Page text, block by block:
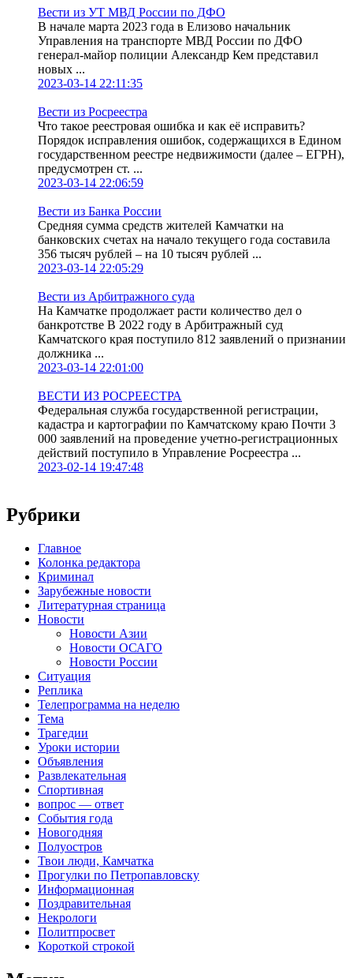
Вести из УТ МВД России по ДФО
В начале марта 2023 года в Елизово начальник
Управления на транспорте МВД России по ДФО
генерал-майор полиции Александр Кем представил
новых ...
2023-03-14 22:11:35
Вести из Росреестра
Что такое реестровая ошибка и как её исправить?
Порядок исправления ошибок, содержащихся в Едином
государственном реестре недвижимости (далее – ЕГРН),
предусмотрен ст. ...
2023-03-14 22:06:59
Вести из Банка России
Средняя сумма средств жителей Камчатки на
банковских счетах на начало текущего года составила
356 тысяч рублей – на 10 тысяч рублей ...
2023-03-14 22:05:29
Вести из Арбитражного суда
На Камчатке продолжает расти количество дел о
банкротстве В 2022 году в Арбитражный суд
Камчатского края поступило 812 заявлений о признании
должника ...
2023-03-14 22:01:00
ВЕСТИ ИЗ РОСРЕЕСТРА
Федеральная служба государственной регистрации,
кадастра и картографии по Камчатскому краю Почти 3
000 заявлений на проведение учетно-регистрационных
действий поступило в Управление Росреестра ...
2023-02-14 19:47:48
Рубрики
Главное
Колонка редактора
Криминал
Зарубежные новости
Литературная страница
Новости
Новости Азии
Новости ОСАГО
Новости России
Ситуация
Реплика
Телепрограмма на неделю
Тема
Трагедии
Уроки истории
Объявления
Развлекательная
Спортивная
вопрос — ответ
События года
Новогодняя
Полуостров
Твои люди, Камчатка
Прогулки по Петропавловску
Информационная
Поздравительная
Некрологи
Политпросвет
Короткой строкой